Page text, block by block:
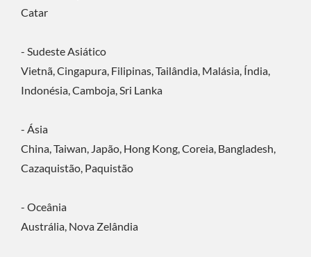
Catar
- Sudeste Asiático
Vietnã, Cingapura, Filipinas, Tailândia, Malásia, Índia,
Indonésia, Camboja, Sri Lanka
- Ásia
China, Taiwan, Japão, Hong Kong, Coreia, Bangladesh,
Cazaquistão, Paquistão
- Oceânia
Austrália, Nova Zelândia